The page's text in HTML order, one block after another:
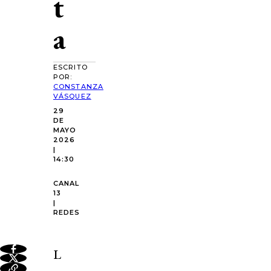
a
ESCRITO
POR:
CONSTANZA
VÁSQUEZ
29
DE
MAYO
2026
|
14:30
CANAL
13
|
REDES
L